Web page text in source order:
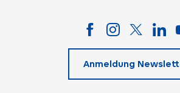
Anmeldung